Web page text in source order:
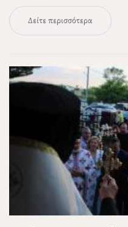
Δείτε περισσότερα